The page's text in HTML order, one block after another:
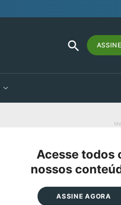
Search
for:
SEARCH
BUTTON
Acesse todos
nossos
ASSINE AGORA